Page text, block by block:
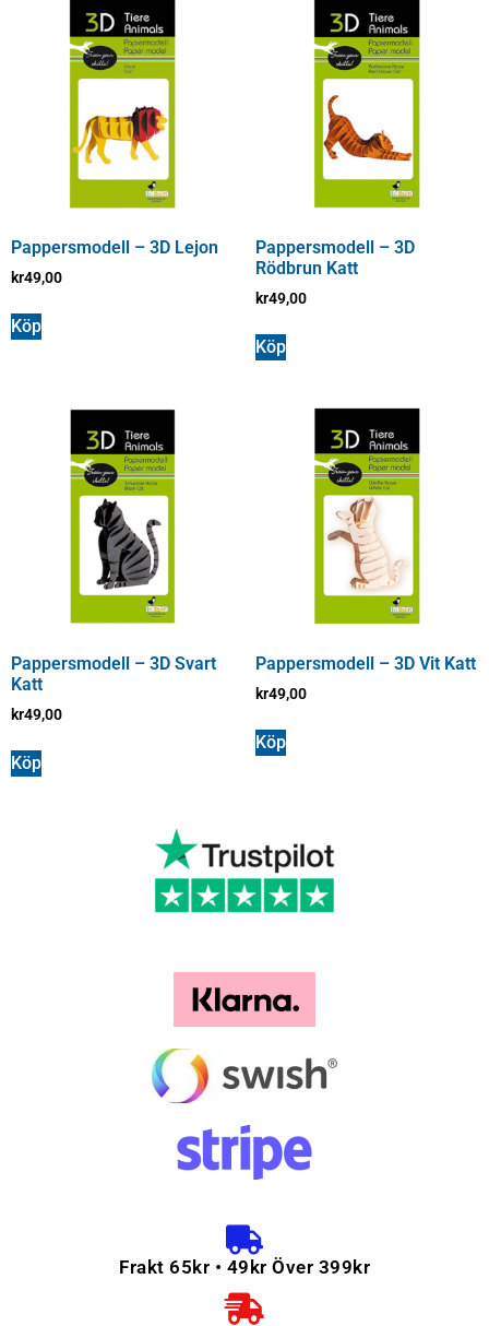
Pappersmodell – 3D Lejon
kr49,00
Köp
Pappersmodell – 3D
Rödbrun Katt
kr49,00
Köp
Pappersmodell – 3D Svart
Katt
kr49,00
Köp
Pappersmodell – 3D Vit Katt
kr49,00
Köp
Frakt 65kr • 49kr Över 399kr